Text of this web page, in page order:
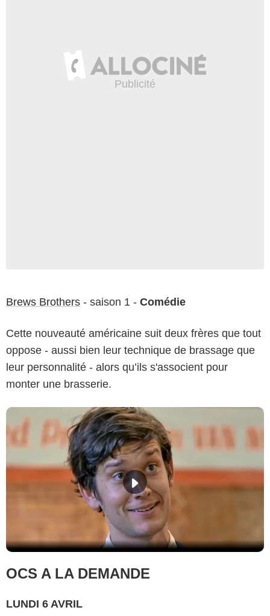
Brews Brothers - saison 1 - Comédie
Cette nouveauté américaine suit deux frères que tout
oppose - aussi bien leur technique de brassage que
leur personnalité - alors qu’ils s'associent pour
monter une brasserie.
OCS A LA DEMANDE
LUNDI 6 AVRIL